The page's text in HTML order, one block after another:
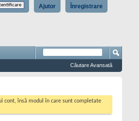
Înregistrare
Ajutor
Căutare Avansată
cont, însă modul în care sunt completate